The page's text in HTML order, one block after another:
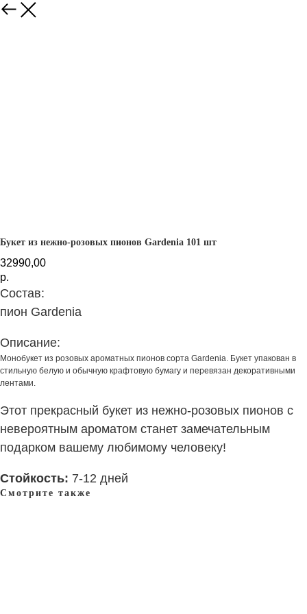
Назад
Букет из нежно-розовых пионов Gardenia 101 шт
32990,00
р.
Состав:
пион Gardenia
Описание:
Монобукет из розовых ароматных пионов сорта Gardenia. Букет упакован в
стильную белую и обычную крафтовую бумагу и перевязан декоративными
лентами.
Этот прекрасный букет из нежно-розовых пионов с
невероятным ароматом станет замечательным
подарком вашему любимому человеку!
Стойкость: 7-12 дней
Смотрите также